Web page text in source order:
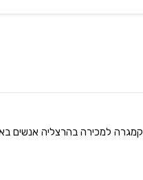
קמגרה למכירה בהרצליה אנשים